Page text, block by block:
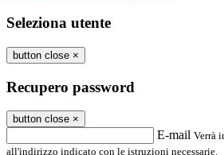
Seleziona utente
button close ×
Recupero password
button close ×
E-mail Verrà
all'indirizzo indicato con le istruzioni necessarie.